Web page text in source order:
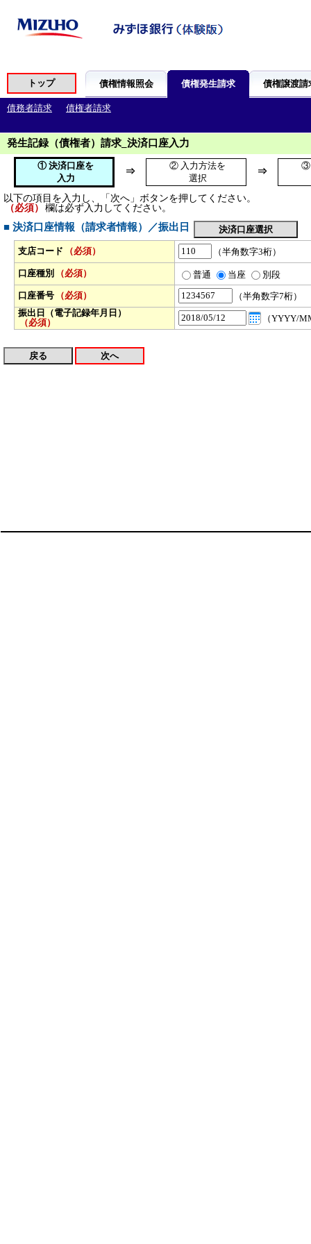
発生記録（債権者）請求_決済口座入力
① 決済口座を
入力
⇒
② 入力方法を
選択
⇒
③
以下の項目を入力し、「次へ」ボタンを押してください。
（必須）
欄は必ず入力してください。
■ 決済口座情報（請求者情報）／振出日
支店コード （必須） （半角数字3桁）
口座種別 （必須） 普通 当座 別段
口座番号 （必須）
（半角数字7桁）
振出日（電子記録年月日）
（必須）
（YYYY/